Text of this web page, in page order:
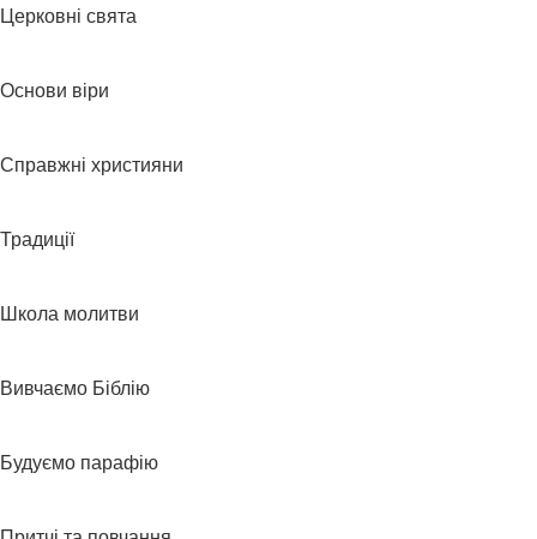
Церковні свята
Основи віри
Справжні християни
Традиції
Школа молитви
Вивчаємо Біблію
Будуємо парафію